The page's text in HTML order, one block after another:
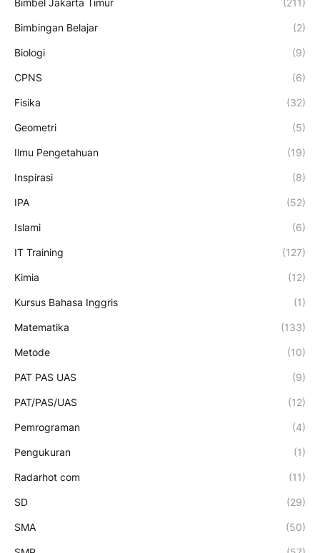
Bimbel Jakarta Timur (211)
Bimbingan Belajar (2)
Biologi (9)
CPNS (6)
Fisika (32)
Geometri (5)
Ilmu Pengetahuan (19)
Inspirasi (8)
IPA (52)
Islami (6)
IT Training (127)
Kimia (12)
Kursus Bahasa Inggris (1)
Matematika (133)
Metode (10)
PAT PAS UAS (9)
PAT/PAS/UAS (12)
Pemrograman (4)
Pengukuran (1)
Radarhot com (11)
SD (29)
SMA (50)